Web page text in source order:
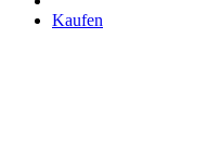
Kaufen